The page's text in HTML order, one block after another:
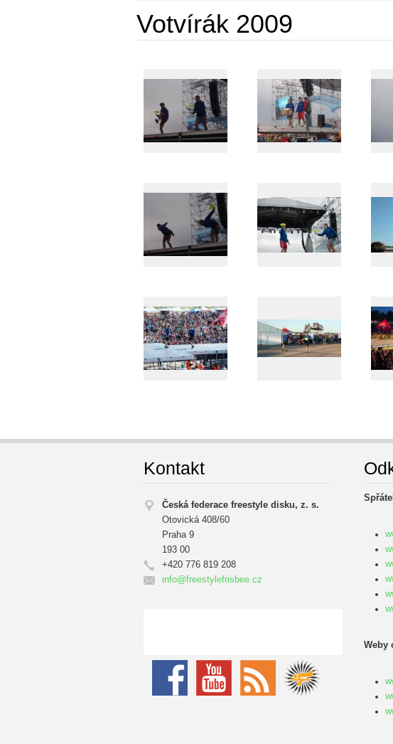
Votvírák 2009
Kontakt
Česká federace freestyle disku, z. s.
Otovická 408/60
Praha 9
193 00
+420 776 819 208
info@freestylefrisbee.cz
Weby